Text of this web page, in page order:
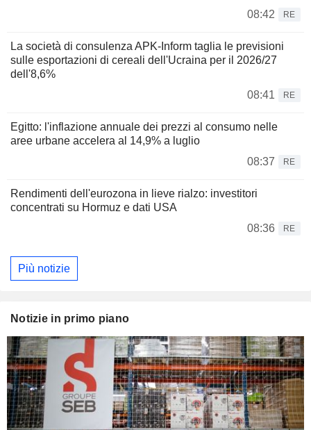
08:42
RE
La società di consulenza APK-Inform taglia le previsioni
sulle esportazioni di cereali dell'Ucraina per il 2026/27
dell'8,6%
08:41
RE
Egitto: l'inflazione annuale dei prezzi al consumo nelle
aree urbane accelera al 14,9% a luglio
08:37
RE
Rendimenti dell'eurozona in lieve rialzo: investitori
concentrati su Hormuz e dati USA
08:36
RE
Più notizie
Notizie in primo piano